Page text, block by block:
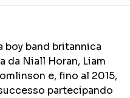
TESTI CANZONI
TALENT SHOW
boy band britannica
da Niall Horan, Liam
e, fino al 2015,
partecipando